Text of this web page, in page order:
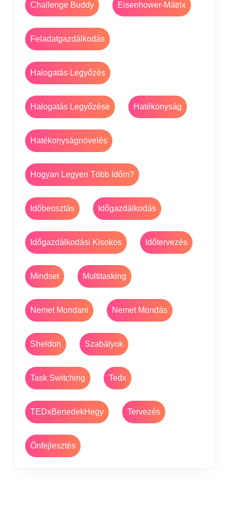
Challenge Buddy Eisenhower-Mátrix
Feladatgazdálkodás
Halogatás Legyőzés
Halogatás Legyőzése Hatékonyság
Hatékonyságnövelés
Hogyan Legyen Több Időm?
Időbeosztás Időgazdálkodás
Időgazdálkodási Kisokos Időtervezés
Mindset Multitasking
Nemet Mondani Nemet Mondás
Sheldon Szabályok
Task Switching Tedx
TEDxBenedekHegy Tervezés
Önfejlesztés